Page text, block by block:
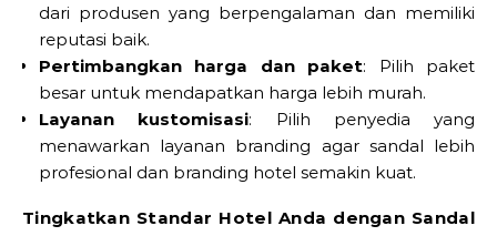
dari produsen yang berpengalaman dan memiliki
reputasi baik.
Pertimbangkan harga dan paket: Pilih paket
besar untuk mendapatkan harga lebih murah.
Layanan kustomisasi: Pilih penyedia yang
menawarkan layanan branding agar sandal lebih
profesional dan branding hotel semakin kuat.
Tingkatkan Standar Hotel Anda dengan Sandal